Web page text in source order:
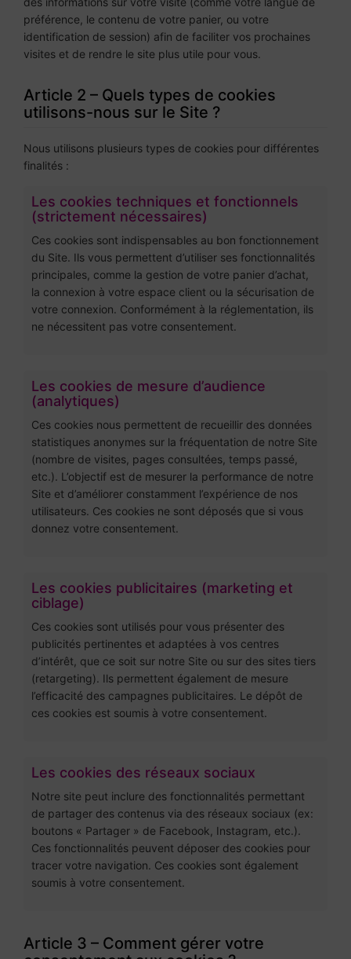
préférence, le contenu de votre panier, ou votre
identification de session) afin de faciliter vos prochaines
visites et de rendre le site plus utile pour vous.
Article 2 – Quels types de cookies
utilisons-nous sur le Site ?
Nous utilisons plusieurs types de cookies pour différentes
finalités :
Les cookies techniques et fonctionnels
(strictement nécessaires)
Ces cookies sont indispensables au bon fonctionnement
du Site. Ils vous permettent d’utiliser ses fonctionnalités
principales, comme la gestion de votre panier d’achat,
la connexion à votre espace client ou la sécurisation de
votre connexion. Conformément à la réglementation, ils
ne nécessitent pas votre consentement.
Les cookies de mesure d’audience
(analytiques)
Ces cookies nous permettent de recueillir des données
statistiques anonymes sur la fréquentation de notre Site
(nombre de visites, pages consultées, temps passé,
etc.). L’objectif est de mesurer la performance de notre
Site et d’améliorer constamment l’expérience de nos
utilisateurs. Ces cookies ne sont déposés que si vous
donnez votre consentement.
Les cookies publicitaires (marketing et
ciblage)
Ces cookies sont utilisés pour vous présenter des
publicités pertinentes et adaptées à vos centres
d’intérêt, que ce soit sur notre Site ou sur des sites tiers
(retargeting). Ils permettent également de mesure
l’efficacité des campagnes publicitaires. Le dépôt de
ces cookies est soumis à votre consentement.
Les cookies des réseaux sociaux
Notre site peut inclure des fonctionnalités permettant
de partager des contenus via des réseaux sociaux (ex:
boutons « Partager » de Facebook, Instagram, etc.).
Ces fonctionnalités peuvent déposer des cookies pour
tracer votre navigation. Ces cookies sont également
soumis à votre consentement.
Article 3 – Comment gérer votre